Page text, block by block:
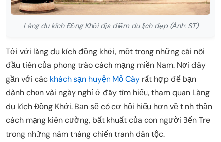
Làng du kích Đồng Khởi địa điểm du lịch đẹp (Ảnh: ST)
Tới với làng du kích đồng khởi, một trong những cái nôi
đầu tiên của phong trào cách mạng miền Nam. Nơi đây
gần với các khách sạn huyện Mỏ Cày rất hợp để bạn
dành chọn vài ngày nghỉ ở đây tìm hiểu, tham quan Làng
du kích Đồng Khởi. Bạn sẽ có cơ hội hiểu hơn về tinh thần
cách mạng kiên cường, bất khuất của con người Bến Tre
trong những năm tháng chiến tranh dân tộc.